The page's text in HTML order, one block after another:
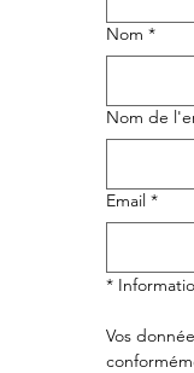
Nom *
Nom de
Email *
*
Vos